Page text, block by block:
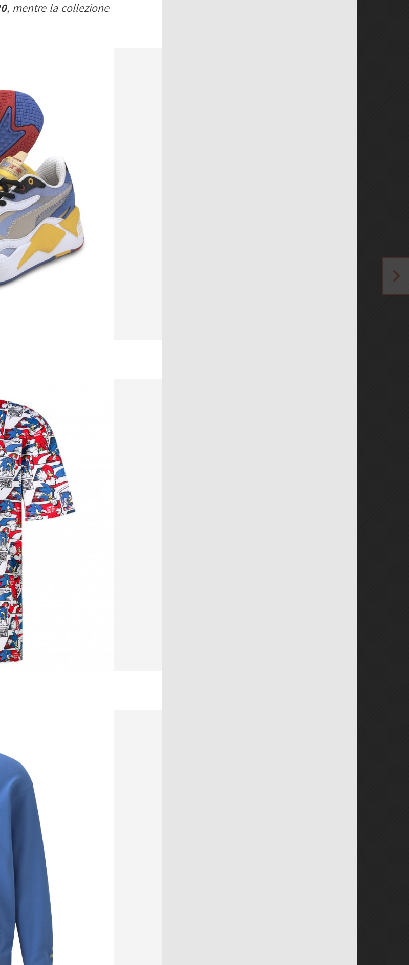
, mentre la collezione